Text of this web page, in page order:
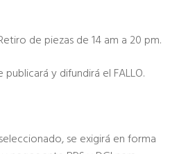
de piezas de 14 am a 20 pm.
publicará y difundirá el FALLO.
se exigirá en forma